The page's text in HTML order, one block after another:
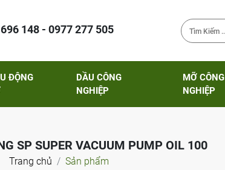
148 - 0977 277 505
ĐỘNG
DẦU CÔNG
NGHIỆP
MỠ CÔNG
NGHIỆP
SP SUPER VACUUM PUMP OIL 100
Trang chủ Sản phẩm